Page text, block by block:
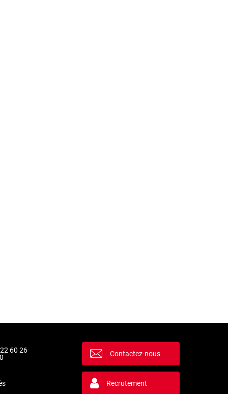
60 26
Contactez-nous
Recrutement